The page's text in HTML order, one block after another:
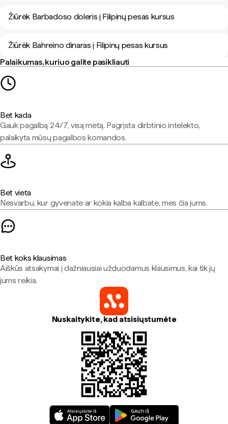
Žiūrėk Barbadoso doleris į Filipinų pesas kursus
Žiūrėk Bahreino dinaras į Filipinų pesas kursus
Palaikumas, kuriuo galite pasikliauti
Bet kada
Gauk pagalbą 24/7, visą metą. Pagrįsta dirbtinio intelekto,
palaikyta mūsų pagalbos komandos.
Bet vieta
Nesvarbu, kur gyvenate ar kokia kalba kalbate, mes čia jums.
Bet koks klausimas
Aiškūs atsakymai į dažniausiai užduodamus klausimus, kai tik jų
jums reikia.
Nuskaitykite, kad atsisiųstumėte